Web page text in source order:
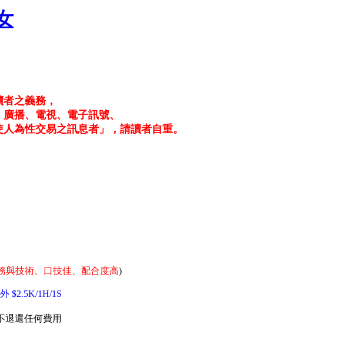
之義務，
播、電視、電子訊號、
為性交易之訊息者」，請讀者自重。
與技術、口技佳、配合度高)
$2.5K/1H/1S
退還任何費用